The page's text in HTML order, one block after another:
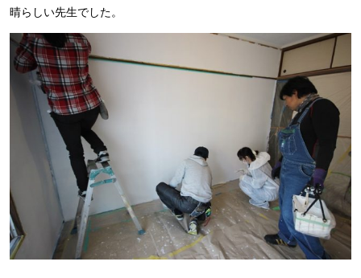
晴らしい先生でした。